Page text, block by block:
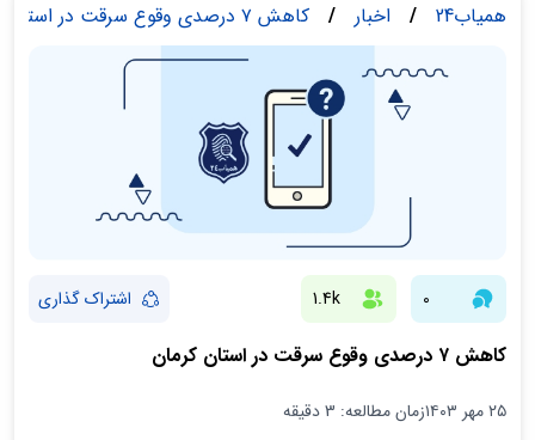
همیاب24 / اخبار / کاهش ۷ درصدی وقوع سرقت در استان کرمان
0
1.4k اشتراک گذاری
کاهش ۷ درصدی وقوع سرقت در استان کرمان
۲۵ مهر ۱۴۰۳ زمان مطالعه: 3 دقیقه